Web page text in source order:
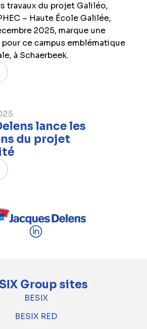
travaux du projet Galiléo,
– Haute École Galilée,
2025, marque une
pour ce campus emblématique
à Schaerbeek.
lance les
du projet
Group sites
BESIX
BESIX RED